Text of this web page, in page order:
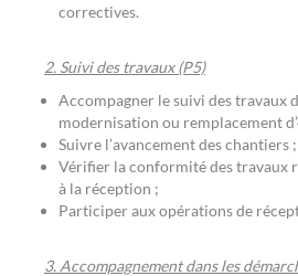
correctives.
2. Suivi des travaux (P5)
Accompagner le suivi des travaux
modernisation ou remplacement
Suivre l’avancement des chantiers ;
Vérifier la conformité des travaux
à la réception ;
Participer aux opérations de
3. Accompagnement dans les